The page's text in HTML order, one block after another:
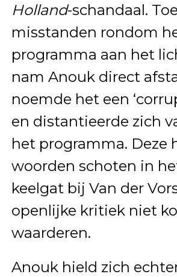
Holland-schandaal.
misstanden rondom
programma aan het
nam Anouk direct
noemde het een
en distantieerde zich
het programma. Deze
woorden schoten in
keelgat bij Van der
openlijke kritiek niet
waarderen.
Anouk hield zich